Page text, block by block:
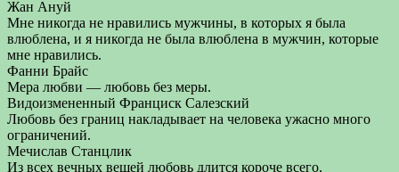
Жан Ануй
Мне никогда не нравились мужчины, в которых я была
влюблена, и я никогда не была влюблена в мужчин, которые
мне нравились.
Фанни Брайс
Мера любви — любовь без меры.
Видоизмененный Франциск Салезский
Любовь без границ накладывает на человека ужасно много
ограничений.
Мечислав Станцлик
Из всех вечных вещей любовь длится короче всего.